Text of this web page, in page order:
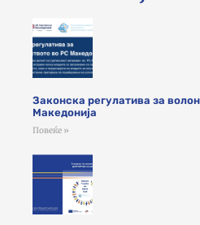
Законска регулатива за
Македонија
Повеќе »